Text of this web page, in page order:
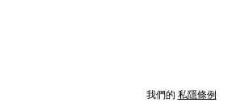
我們的 私隱條例